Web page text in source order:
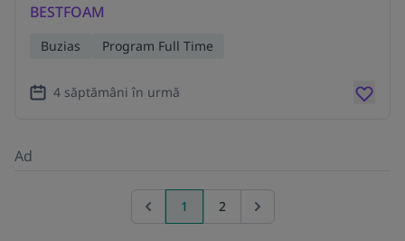
BESTFOAM
Buzias Program Full Time
4 săptămâni în urmă
Ad
Previous page
1 2 Go to next page